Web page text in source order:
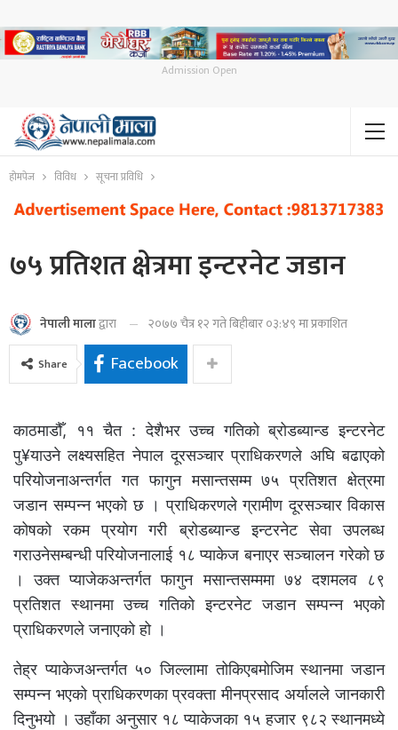
Admission Open
होमपेज विविध सूचना प्रविधि
७५ प्रतिशत क्षेत्रमा इन्टरनेट जडान
नेपाली मालाद्वारा २०७७ चैत्र १२ गते बिहीबार ०३:४९ मा प्रकाशित
Share Facebook
काठमाडौँ, ११ चैत : देशैभर उच्च गतिको ब्रोडब्यान्ड इन्टरनेट
पु¥याउने लक्ष्यसहित नेपाल दूरसञ्चार प्राधिकरणले अघि बढाएको
परियोजनाअन्तर्गत गत फागुन मसान्तसम्म ७५ प्रतिशत क्षेत्रमा
जडान सम्पन्न भएको छ । प्राधिकरणले ग्रामीण दूरसञ्चार विकास
कोषको रकम प्रयोग गरी ब्रोडब्यान्ड इन्टरनेट सेवा उपलब्ध
गराउनेसम्बन्धी परियोजनालाई १८ प्याकेज बनाएर सञ्चालन गरेको छ
। उक्त प्याजेकअन्तर्गत फागुन मसान्तसम्ममा ७४ दशमलव ८९
प्रतिशत स्थानमा उच्च गतिको इन्टरनेट जडान सम्पन्न भएको
प्राधिकरणले जनाएको हो ।
तेह्र प्याकेजअन्तर्गत ५० जिल्लामा तोकिएबमोजिम स्थानमा जडान
सम्पन्न भएको प्राधिकरणका प्रवक्ता मीनप्रसाद अर्यालले जानकारी
दिनुभयो । उहाँका अनुसार १८ प्याकेजका १५ हजार ९८२ स्थानमध्ये